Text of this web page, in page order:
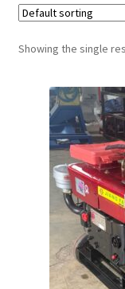
Showing the single